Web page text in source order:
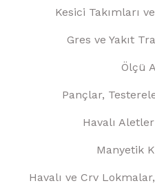
Kesici Takımları
Gres ve Yakıt
Ölçü
Pançlar,
Havalı
Manyetik
Havalı ve Crv